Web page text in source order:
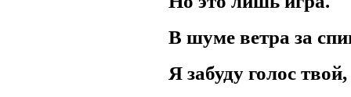
В шуме ветpа за
Я забуду голос твой,